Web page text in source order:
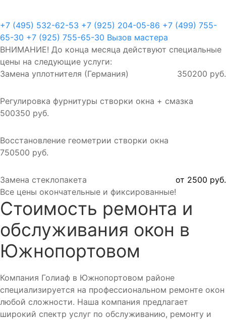
+7 (495) 532-62-53 +7 (925) 204-05-86 +7 (499) 755-
65-30 +7 (925) 755-65-30 Вызов мастера
ВНИМАНИЕ! До конца месяца действуют специальные
цены на следующие услуги:
Замена уплотнителя (Германия)
350200 руб.
Регулировка фурнитуры створки окна + смазка
500350 руб.
Восстановление геометрии створки окна
750500 руб.
Замена стеклопакета
от 2500 руб.
Все цены окончательные и фиксированные!
Стоимость ремонта и
обслуживания окон в
Южнопортовом
Компания Голиаф в Южнопортовом районе
специализируется на профессиональном ремонте окон
любой сложности. Наша компания предлагает
широкий спектр услуг по обслуживанию, ремонту и